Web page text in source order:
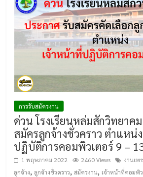
การรับสมัครงาน
ด่วน โรงเรียนหล่มสักวิทยาค
สมัครลูกจ้างชั่วคราว ตำแหน่
ปฏิบัติการคอมพิวเตอร์ 9 –
1 พฤษภาคม 2022 2460 Views งานเ
ลูกจ้าง,ลูกจ้างชั่วคราว,สมัครงาน, เจ้าหน้าที่คอมพิ